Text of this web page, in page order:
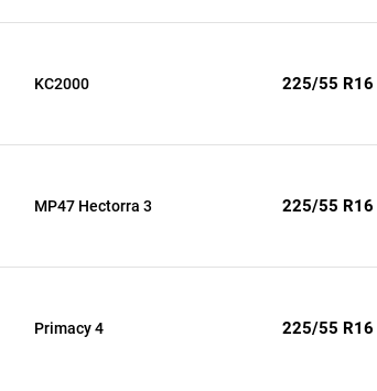
KC2000 225/55 R16
MP47 Hectorra 3 225/55 R16
Primacy 4 225/55 R16